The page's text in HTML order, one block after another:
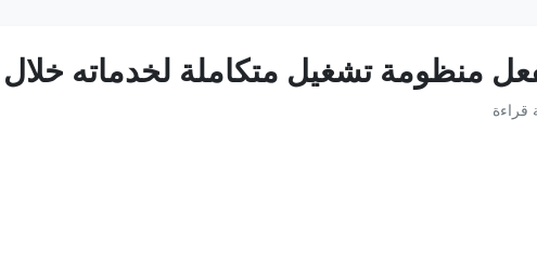
منظومة تشغيل متكاملة لخدماته